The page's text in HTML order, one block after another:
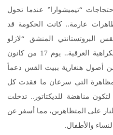
“تيميشوارا” عندما تحول
عارمة.. كانت الحكومة قد
البروتستانتي المنشق “لازلو
توكيس” بتهمة التحريض على الكراهية العرقية.. يوم 17 من كانون
أصول هنغارية ببيت القس دعماً
التي سرعان ما فقدت كل
لتكون مناهضة للديكتاتور.. تدخلت
على المتظاهرين، مما أسفر عن
والأطفال.